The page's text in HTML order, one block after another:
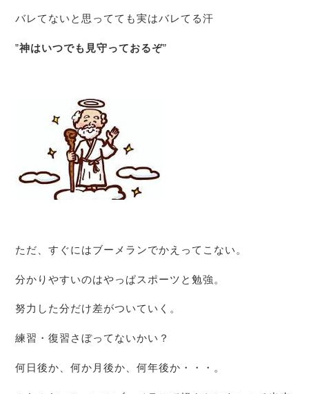
バレてないと思ってても実はバレてる汗
”神はいつでも見守っておるぞ”
ただ、すぐにはブーメランでかえってこない。
分かりやすいのはやっぱスポーツと勉強。
努力した分だけ差がついていく。
練習・復習さぼってないかい？
何日後か、何か月後か、何年後か・・・。